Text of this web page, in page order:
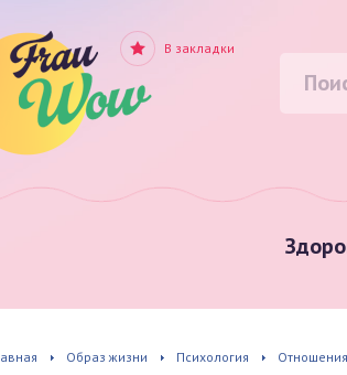
В закладки
Образ жизни Психология